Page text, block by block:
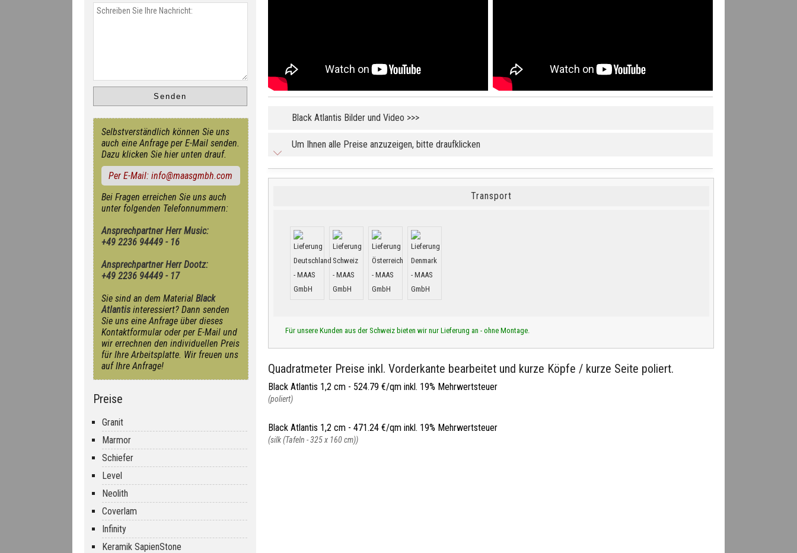
Black Atlantis Bilder und Video >>>
Um Ihnen alle Preise anzuzeigen, bitte draufklicken
Transport
Für unsere Kunden aus der Schweiz bieten wir nur Lieferung an - ohne Montage.
Quadratmeter Preise inkl. Vorderkante bearbeitet und kurze Köpfe / kurze Seite poliert.
Black Atlantis 1,2 cm - 524.79 €/qm inkl. 19% Mehrwertsteuer
(poliert)
Black Atlantis 1,2 cm - 471.24 €/qm inkl. 19% Mehrwertsteuer
(silk (Tafeln - 325 x 160 cm))
Selbstverständlich können Sie uns
auch eine Anfrage per E-Mail senden.
Dazu klicken Sie hier unten drauf.
Per E-Mail: info@maasgmbh.com
Bei Fragen erreichen Sie uns auch
unter folgenden Telefonnummern:
Ansprechpartner Herr Music:
+49 2236 94449 - 16
Ansprechpartner Herr Dootz:
+49 2236 94449 - 17
Sie sind an dem Material Black
Atlantis interessiert? Dann senden
Sie uns eine Anfrage über dieses
Kontaktformular oder per E-Mail und
wir errechnen den individuellen Preis
für Ihre Arbeitsplatte. Wir freuen uns
auf Ihre Anfrage!
Preise
Granit
Marmor
Schiefer
Level
Neolith
Coverlam
Infinity
Keramik SapienStone